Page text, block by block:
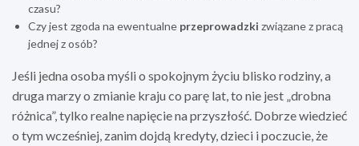
czasu?
Czy jest zgoda na ewentualne przeprowadzki związane z pracą
jednej z osób?
Jeśli jedna osoba myśli o spokojnym życiu blisko rodziny, a
druga marzy o zmianie kraju co parę lat, to nie jest „drobna
różnica”, tylko realne napięcie na przyszłość. Dobrze wiedzieć
o tym wcześniej, zanim dojdą kredyty, dzieci i poczucie, że